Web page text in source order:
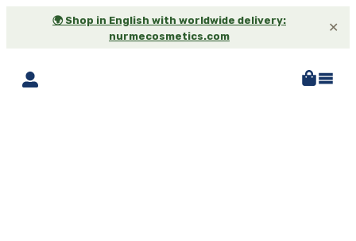
🌍 Shop in English with worldwide delivery:
nurmecosmetics.com
✕